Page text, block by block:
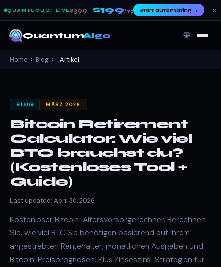
QUANTUMBOT LIVE$399→ $199/mo Start automating→ ×
QuantumAlgo 🌐
Home › Blog › Artikel
BLOG MÄRZ 2026
Bitcoin Retirement
Calculator: Wie viel
BTC brauchst du?
(Kostenloses Tool +
Guide)
Last updated: April 30, 2026
Kostenloser Bitcoin-Altersvorsorgerechner. Berechnen
Sie, wie viel BTC Sie benötigen basierend auf Ihrem
angestrebten Rentenalter, monatlichen Ausgaben und
Bitcoin-Preisprognosen. Plus Zinseszins-Strategien für